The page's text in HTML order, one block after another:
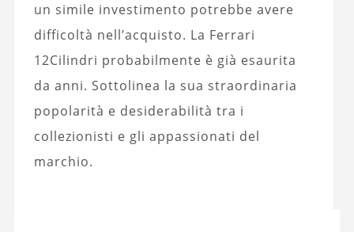
un simile investimento potrebbe avere
difficoltà nell’acquisto. La Ferrari
12Cilindri probabilmente è già esaurita
da anni. Sottolinea la sua straordinaria
popolarità e desiderabilità tra i
collezionisti e gli appassionati del
marchio.